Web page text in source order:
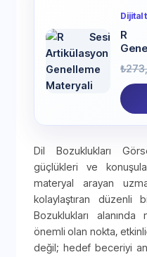
Dijital
R
₺
Dil Bozuklukları
güçlükleri ve
materyal arayan
kolaylaştıran düzenli
Bozuklukları
önemli olan nokta,
değil; hedef beceriyi